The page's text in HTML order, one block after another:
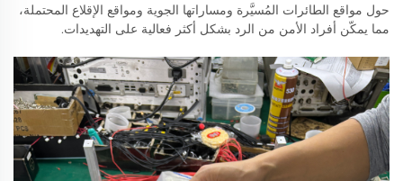
حول مواقع الطائرات المُسيَّرة ومساراتها الجوية ومواقع الإقلاع المحتملة،
مما يمكّن أفراد الأمن من الرد بشكل أكثر فعالية على التهديدات.